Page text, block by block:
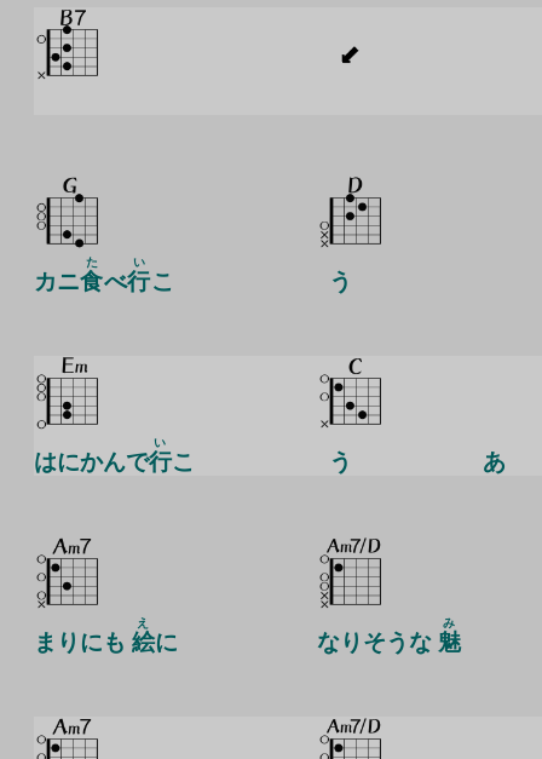
カニ食
た
べ行
い
こ う
はにかんで行
い
こ う あ
まりにも 絵
え
に なりそうな 魅
み